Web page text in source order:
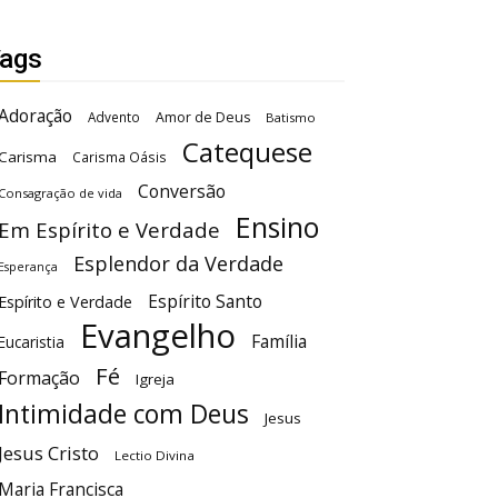
Advento Amor de Deus Batismo
Carisma Oásis Catequese
de vida Conversão
Espírito e Verdade Ensino
Esplendor da Verdade
e Verdade Espírito Santo
Evangelho
Família
Fé Igreja
com Deus Jesus
Cristo Lectio Divina
Francisca